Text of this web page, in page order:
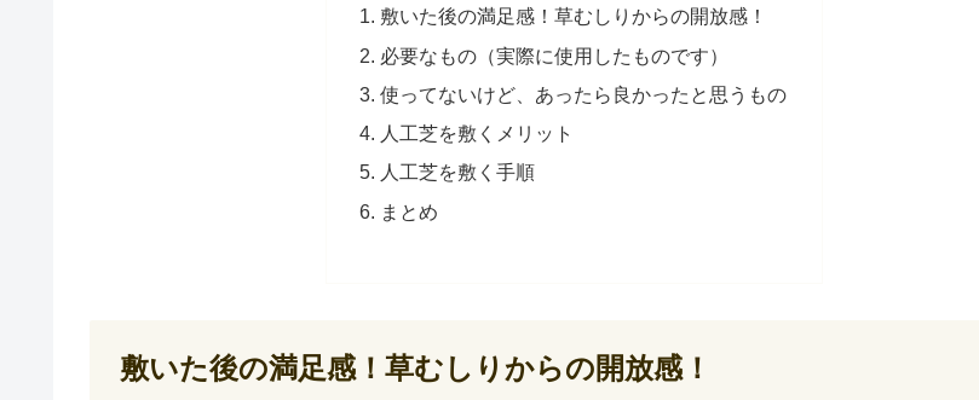
敷いた後の満足感！草むしりからの開放感！
必要なもの（実際に使用したものです）
使ってないけど、あったら良かったと思うもの
人工芝を敷くメリット
人工芝を敷く手順
まとめ
敷いた後の満足感！草むしりからの開放感！